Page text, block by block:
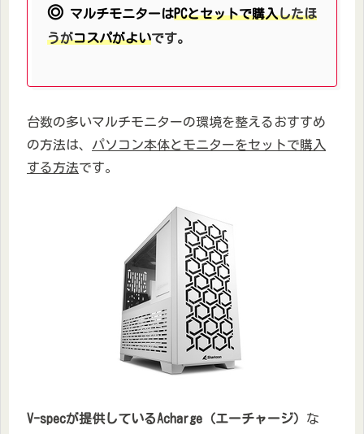
◎ マルチモニターはPCとセットで購入したほ
うがコスパがよいです。
台数の多いマルチモニターの環境を整えるおすすめ
の方法は、 パソコン本体とモニターをセットで購入
する方法です。
V-specが提供しているAcharge（エーチャージ） な